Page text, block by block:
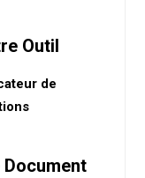
Outil
de